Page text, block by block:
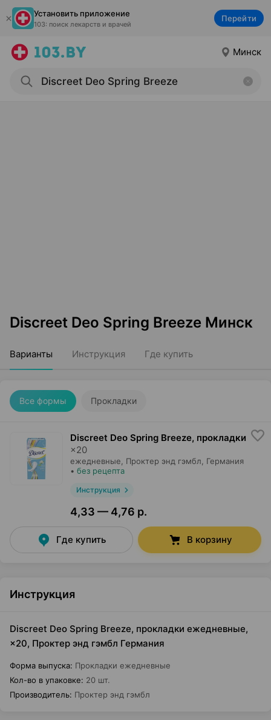
Установить приложение
103: поиск лекарств и врачей
Перейти
Минск
Discreet Deo Spring Breeze Минск
Варианты Инструкция Где купить
Все формы Прокладки
Discreet Deo Spring Breeze, прокладки
×20
ежедневные, Проктер энд гэмбл , Германия
• без рецепта
Инструкция
4,33 — 4,76 р.
Где купить В корзину
Инструкция
Discreet Deo Spring Breeze, прокладки ежедневные,
×20, Проктер энд гэмбл Германия
Форма выпуска: Прокладки ежедневные
Кол-во в упаковке: 20 шт.
Производитель: Проктер энд гэмбл